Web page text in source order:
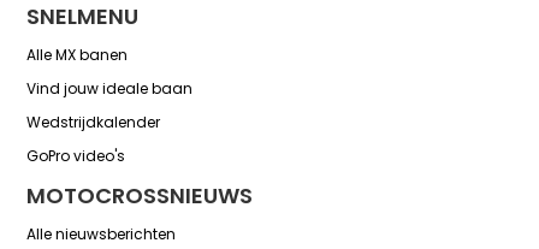
SNELMENU
Alle MX banen
Vind jouw ideale baan
Wedstrijdkalender
GoPro video's
MOTOCROSSNIEUWS
Alle nieuwsberichten